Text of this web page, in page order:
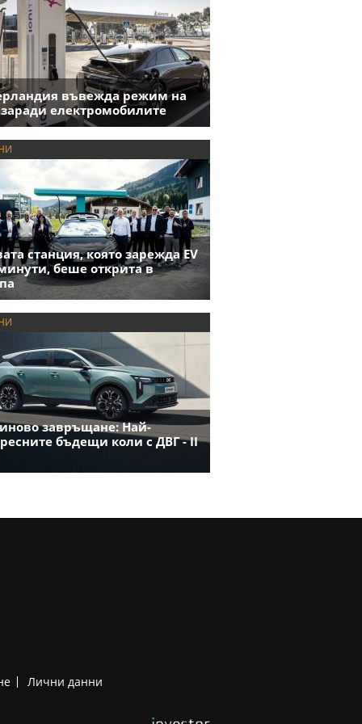
въвежда режим на
заради електромобилите
станция, която зарежда EV
беше открита в
завръщане: Най-
бъдещи коли с ДВГ - II
Лични данни